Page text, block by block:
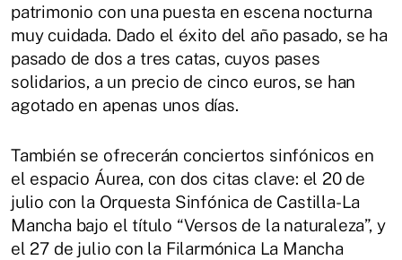
patrimonio con una puesta en escena nocturna
muy cuidada. Dado el éxito del año pasado, se ha
pasado de dos a tres catas, cuyos pases
solidarios, a un precio de cinco euros, se han
agotado en apenas unos días.
También se ofrecerán conciertos sinfónicos en
el espacio Áurea, con dos citas clave: el 20 de
julio con la Orquesta Sinfónica de Castilla-La
Mancha bajo el título “Versos de la naturaleza”, y
el 27 de julio con la Filarmónica La Mancha